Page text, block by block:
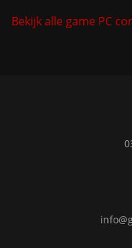
Bekijk alle game PC